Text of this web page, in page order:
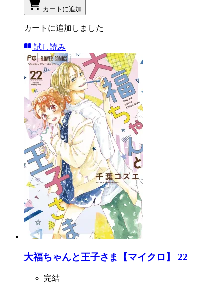
カートに追加
カートに追加しました
試し読み
大福ちゃんと王子さま【マイクロ】 22
完結